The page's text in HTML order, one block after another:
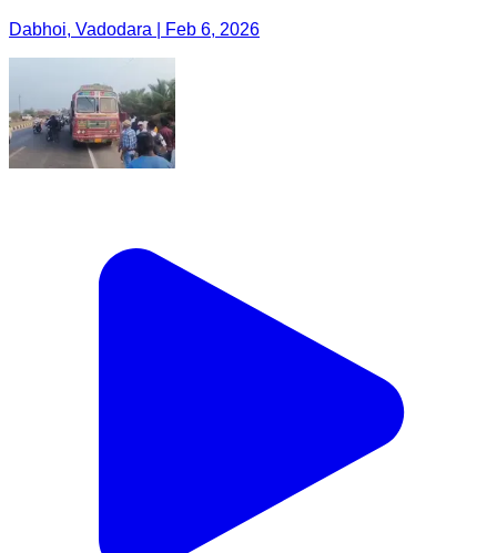
Dabhoi, Vadodara | Feb 6, 2026